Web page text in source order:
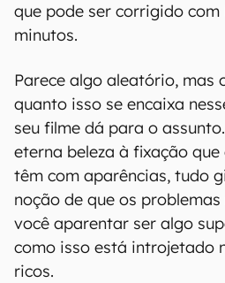
que pode ser corrigido com
minutos.
Parece algo aleatório, mas
quanto isso se encaixa
seu filme dá para o
eterna beleza à fixação
têm com aparências, tudo
noção de que os
você aparentar ser algo
como isso está introjetado
ricos.